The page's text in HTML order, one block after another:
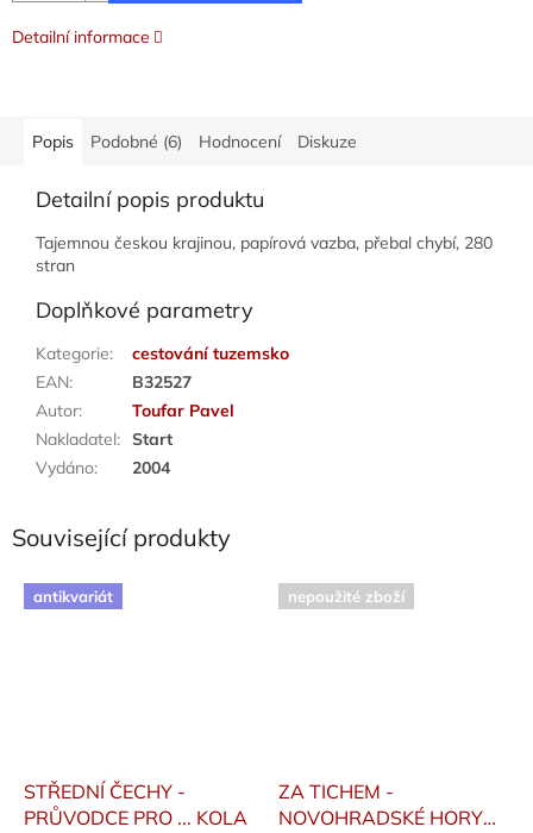
Detailní informace
Popis Podobné (6) Hodnocení Diskuze
Detailní popis produktu
Tajemnou českou krajinou, papírová vazba, přebal chybí, 280
stran
Doplňkové parametry
Kategorie:
cestování tuzemsko
EAN:
B32527
Autor:
Toufar Pavel
Nakladatel: Start
Vydáno: 2004
Související produkty
antikvariát
STŘEDNÍ ČECHY -
PRŮVODCE PRO ... KOLA
nepoužité zboží
ZA TICHEM -
NOVOHRADSKÉ HORY